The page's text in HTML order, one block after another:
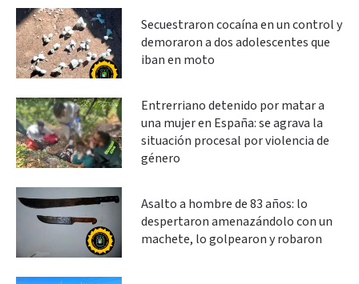
Secuestraron cocaína en un control y
demoraron a dos adolescentes que
iban en moto
Entrerriano detenido por matar a
una mujer en España: se agrava la
situación procesal por violencia de
género
Asalto a hombre de 83 años: lo
despertaron amenazándolo con un
machete, lo golpearon y robaron